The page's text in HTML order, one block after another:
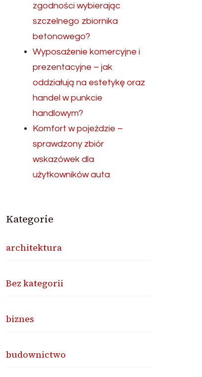
zgodności wybierając
szczelnego zbiornika
betonowego?
Wyposażenie komercyjne i
prezentacyjne – jak
oddziałują na estetykę oraz
handel w punkcie
handlowym?
Komfort w pojeździe –
sprawdzony zbiór
wskazówek dla
użytkowników auta
Kategorie
architektura
Bez kategorii
biznes
budownictwo